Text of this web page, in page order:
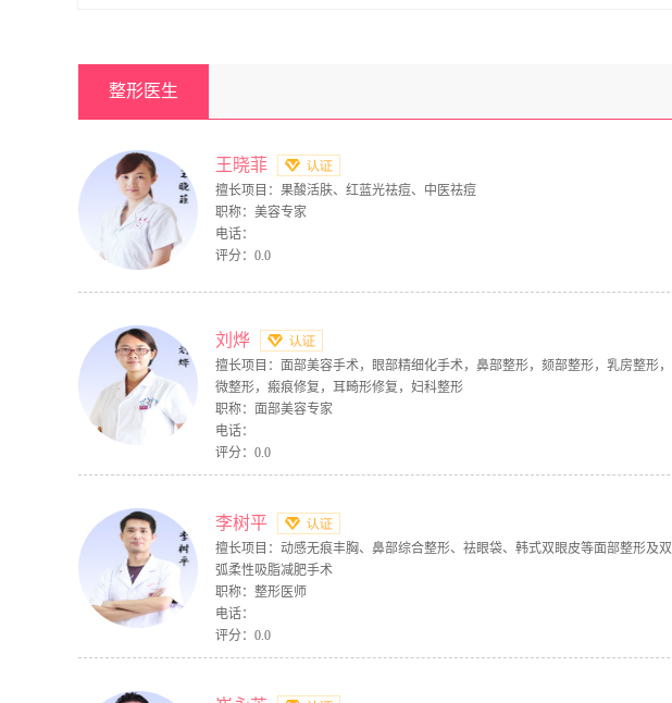
整形医生
王晓菲
擅长项目：果酸活肤、红蓝光祛痘、中医祛痘
职称：美容专家
电话：
评分：0.0
刘烨
擅长项目：面部美容手术，眼部精细化手术，鼻部整形，颏部整形，乳房整形，
微整形，瘢痕修复，耳畸形修复，妇科整形
职称：面部美容专家
电话：
评分：0.0
李树平
擅长项目：动感无痕丰胸、鼻部综合整形、祛眼袋、韩式双眼皮等面部整形及双
弧柔性吸脂减肥手术
职称：整形医师
电话：
评分：0.0